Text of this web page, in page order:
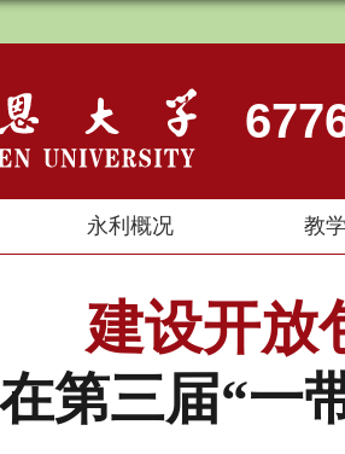
永利概况 教
建设开放
三届“一